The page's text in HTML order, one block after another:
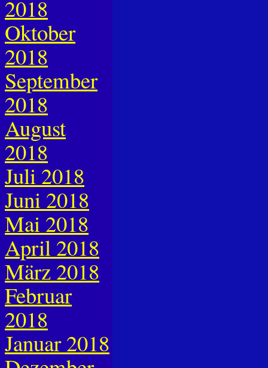
2018
Oktober
2018
September
2018
August
2018
Juli 2018
Juni 2018
Mai 2018
April 2018
März 2018
Februar
2018
Januar 2018